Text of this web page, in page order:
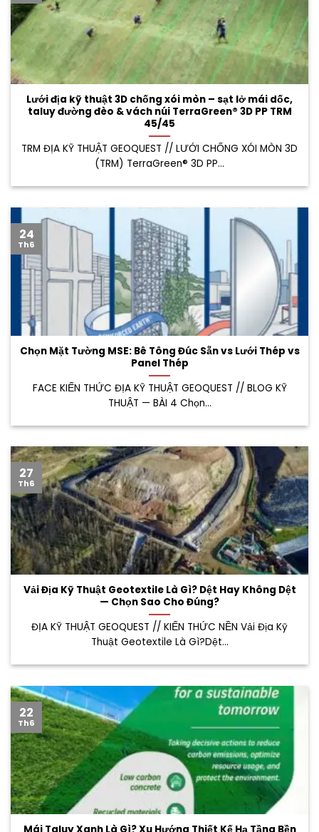
Lưới địa kỹ thuật 3D chống xói mòn – sạt lở mái dốc,
taluy đường đèo & vách núi TerraGreen® 3D PP TRM
45/45
TRM ĐỊA KỸ THUẬT GEOQUEST // LƯỚI CHỐNG XÓI MÒN 3D
(TRM) TerraGreen® 3D PP...
Chọn Mặt Tường MSE: Bê Tông Đúc Sẵn vs Lưới Thép vs
Panel Thép
FACE KIẾN THỨC ĐỊA KỸ THUẬT GEOQUEST // BLOG KỸ
THUẬT — BÀI 4 Chọn...
24
Th6
Vải Địa Kỹ Thuật Geotextile Là Gì? Dệt Hay Không Dệt
— Chọn Sao Cho Đúng?
ĐỊA KỸ THUẬT GEOQUEST // KIẾN THỨC NỀN Vải Địa Kỹ
Thuật Geotextile Là Gì?Dệt...
27
Th6
Mái Taluy Xanh Là Gì? Xu Hướng Thiết Kế Hạ Tầng Bền
22
Th6